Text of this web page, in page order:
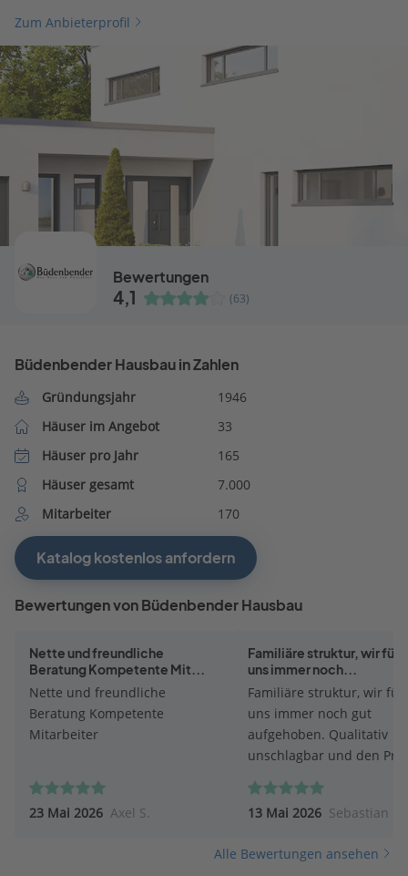
Zum Anbieterprofil
Bewertungen
4,1 (63)
Büdenbender Hausbau in Zahlen
Gründungsjahr
1946
Häuser im Angebot
33
Häuser pro Jahr
165
Häuser gesamt
7.000
Mitarbeiter
170
Katalog kostenlos anfordern
Bewertungen von Büdenbender Hausbau
Nette und freundliche
Beratung Kompetente Mit...
Nette und freundliche
Beratung Kompetente
Mitarbeiter
23 Mai 2026 Axel S.
Familiäre struktur, wir
uns immer noch...
Familiäre struktur, wir
uns immer noch gut
aufgehoben. Qualitativ
unschlagbar und den
13 Mai 2026 Sebastian D.
Alle Bewertungen ansehen